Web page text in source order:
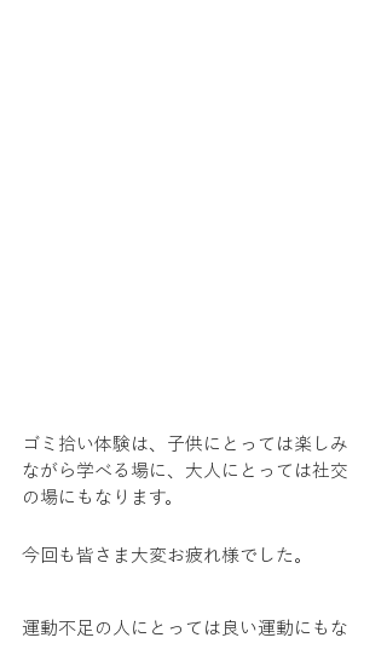
ゴミ拾い体験は、子供にとっては楽しみ
ながら学べる場に、大人にとっては社交
の場にもなります。
今回も皆さま大変お疲れ様でした。
運動不足の人にとっては良い運動にもな